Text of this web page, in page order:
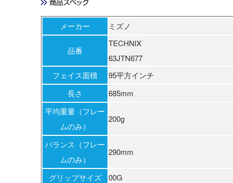
メーカー ミズノ
品番
TECHNIX
63JTN677
フェイス面積
95平方インチ
長さ
685mm
平均重量（フレー
ムのみ）
200g
バランス（フレー
ムのみ）
290mm
グリップサイズ
00G